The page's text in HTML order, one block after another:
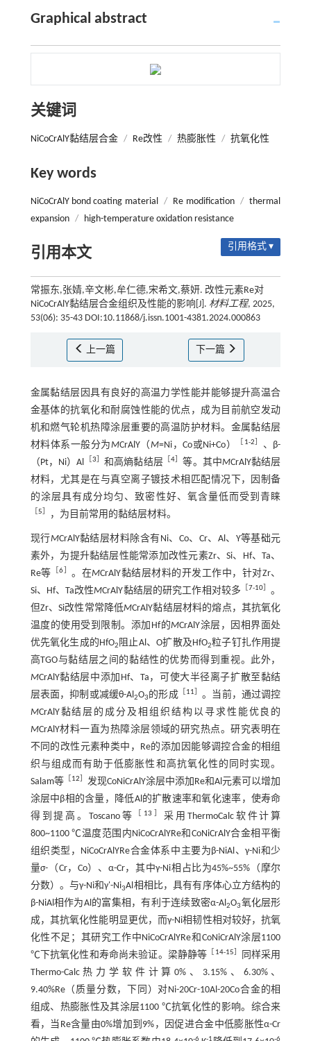
Graphical abstract
关键词
NiCoCrAlY黏结层合金 / Re改性 / 热膨胀性 / 抗氧化性
Key words
NiCoCrAlY bond coating material / Re modification / thermal
expansion / high-temperature oxidation resistance
引用本文 引用格式 ▾
常振东,张婧,辛文彬,牟仁德,宋希文,蔡妍. 改性元素Re对
NiCoCrAlY黏结层合金组织及性能的影响[J]. 材料工程, 2025,
53(06): 35-43 DOI:10.11868/j.issn.1001-4381.2024.000863
上一篇 下一篇
金属黏结层因具有良好的高温力学性能并能够提升高温合
金基体的抗氧化和耐腐蚀性能的优点，成为目前航空发动
机和燃气轮机热障涂层重要的高温防护材料。金属黏结层
材料体系一般分为MCrAlY（M=Ni，Co或Ni+Co） 1-2
、β-
（Pt，Ni）Al
3 和高熵黏结层 ［4 ］等。其中MCrAlY黏结层
材料，尤其是在与真空离子镀技术相匹配情况下，因制备
的涂层具有成分均匀、致密性好、氧含量低而受到青睐
5 ，为目前常用的黏结层材料。
现行MCrAlY黏结层材料除含有Ni、Co、Cr、Al、Y等基础元
素外，为提升黏结层性能常添加改性元素Zr、Si、Hf、Ta、
Re等 ［6 。在MCrAlY黏结层材料的开发工作中，针对Zr、
Si、Hf、Ta改性MCrAlY黏结层的研究工作相对较多 ［7-10
。
但Zr、Si改性常常降低MCrAlY黏结层材料的熔点，其抗氧化
温度的使用受到限制。添加Hf的MCrAlY涂层，因相界面处
优先氧化生成的HfO2 阻止Al、O扩散及HfO2粒子钉扎作用提
高TGO与黏结层之间的黏结性的优势而得到重视。此外，
MCrAlY黏结层中添加Hf、Ta，可使大半径离子扩散至黏结
层表面，抑制或减缓θ-Al2O3 的形成［ 11
。当前，通过调控
MCrAlY黏结层的成分及相组织结构以寻求性能优良的
MCrAlY材料一直为热障涂层领域的研究热点。研究表明在
不同的改性元素种类中，Re的添加因能够调控合金的相组
织与组成而有助于低膨胀性和高抗氧化性的同时实现。
Salam等［ 12
发现CoNiCrAlY涂层中添加Re和Al元素可以增加
涂层中β相的含量，降低Al的扩散速率和氧化速率，使寿命
得到提高。Toscano等
13
采用ThermoCalc软件计算
800~1100 ℃温度范围内NiCoCrAlYRe和CoNiCrAlY合金相平衡
组织类型，NiCoCrAlYRe合金体系中主要为β-NiAl、γ-Ni和少
量σ-（Cr，Co）、α-Cr，其中γ-Ni相占比为45%~55%（摩尔
分数）。与γ-Ni和γ'-Ni3Al相相比，具有有序体心立方结构的
β-NiAl相作为Al的富集相，有利于连续致密α-Al2O3氧化层形
成，其抗氧化性能明显更优，而γ-Ni相韧性相对较好，抗氧
化性不足；其研究工作中NiCoCrAlYRe和CoNiCrAlY涂层1100
℃下抗氧化性和寿命尚未验证。梁静静等
14-15
同样采用
Thermo-Calc热力学软件计算0%、3.15%、6.30%、
9.40%Re（质量分数，下同）对Ni-20Cr-10Al-20Co合金的相
组成、热膨胀性及其涂层1100 ℃抗氧化性的影响。综合来
看，当Re含量由0%增加到9%，因促进合金中低膨胀性α-Cr
-6 -1 -6